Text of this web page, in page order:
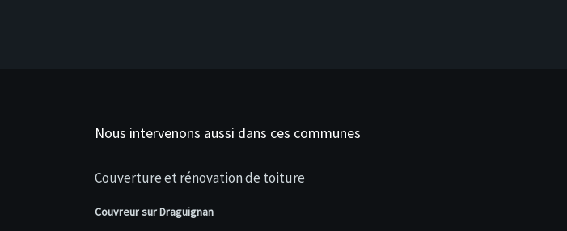
Nous intervenons aussi dans ces communes
Couverture et rénovation de toiture
Couvreur sur Draguignan